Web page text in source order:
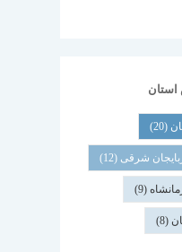
(20)
شرقی (12)
(9)
(8)